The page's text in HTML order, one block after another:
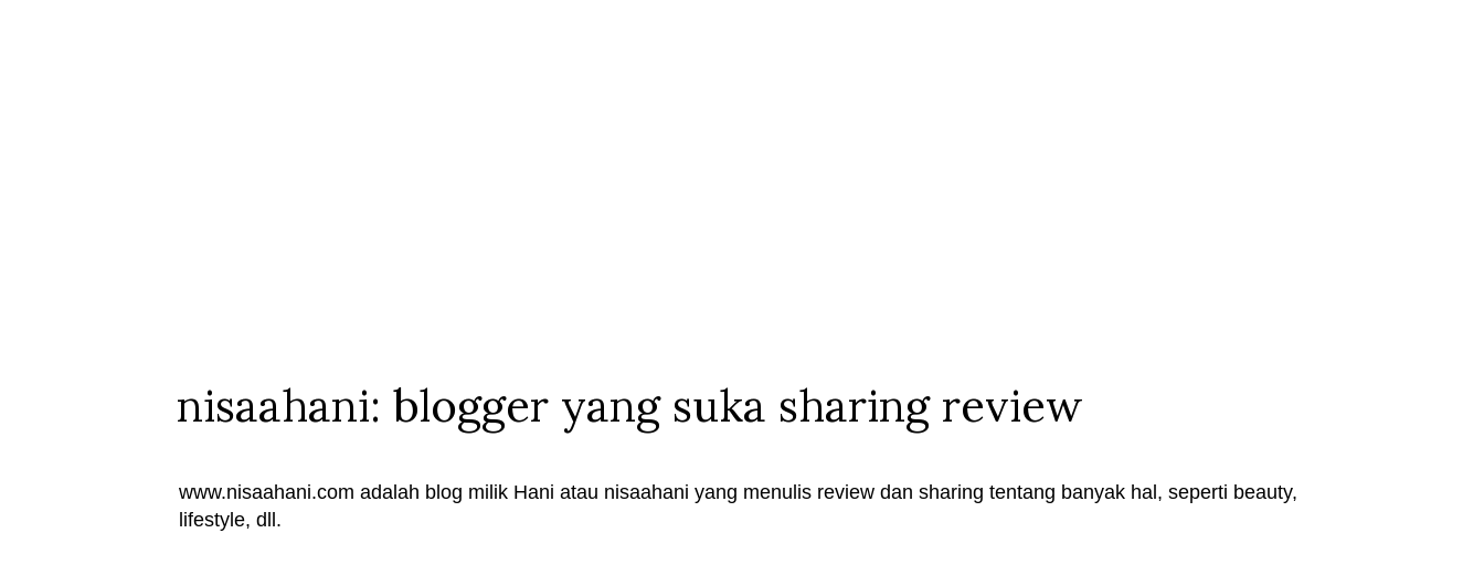
nisaahani: blogger yang suka sharing review
www.nisaahani.com adalah blog milik Hani atau nisaahani yang menulis review dan sharing tentang banyak hal, seperti beauty,
lifestyle, dll.